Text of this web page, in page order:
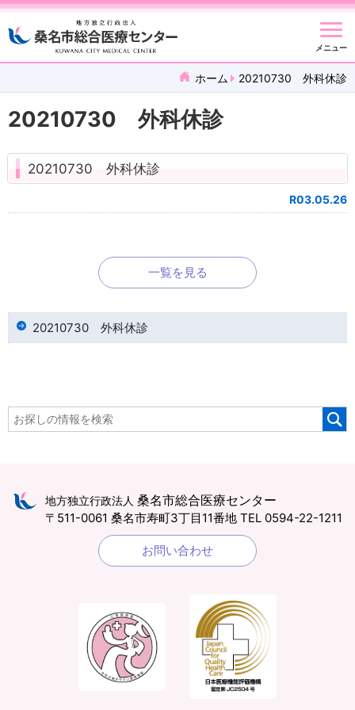
メニュー
ホーム 20210730 外科休診
20210730 外科休診
20210730 外科休診
R03.05.26
一覧を見る
20210730 外科休診
地方独立行政法人 桑名市総合医療センター
〒511-0061 桑名市寿町3丁目11番地 TEL 0594-22-1211
お問い合わせ